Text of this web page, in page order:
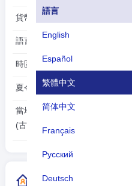
語言
English
Español
繁體中文
简体中文
Français
Русский
Deutsch
貨幣:
語言:
時區:
夏令時:
當地時間:
(古斯塔維亞)
更多國家/地區代碼信